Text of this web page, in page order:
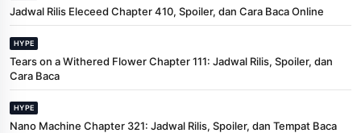
Jadwal Rilis Eleceed Chapter 410, Spoiler, dan Cara Baca Online
HYPE
Tears on a Withered Flower Chapter 111: Jadwal Rilis, Spoiler, dan
Cara Baca
HYPE
Nano Machine Chapter 321: Jadwal Rilis, Spoiler, dan Tempat Baca